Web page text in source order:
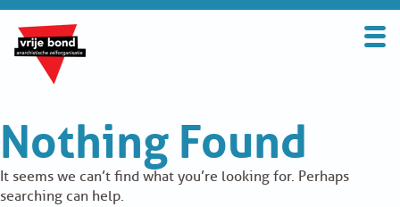
Search
for:
BOND
OVER DE VRIJE BOND
UITGANGSPUNTEN
Nothing Found
It seems we can’t find what you’re looking for. Perhaps
searching can help.